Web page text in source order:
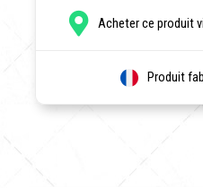
Acheter ce produit
Produit